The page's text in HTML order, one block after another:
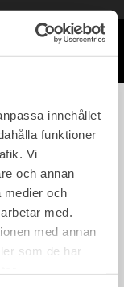
innehållet
funktioner
Vi
och annan
medier och
med.
med annan
som de har